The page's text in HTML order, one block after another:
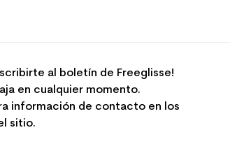
al boletín de Freeglisse!
en cualquier momento.
información de contacto en los
sitio.